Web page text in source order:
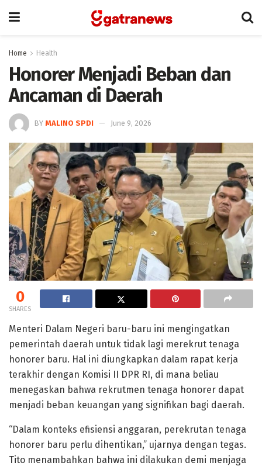
Home Health
Honorer Menjadi Beban dan
Ancaman di Daerah
BY MALINO SPDI June 9, 2026
0
SHARES
Menteri Dalam Negeri baru-baru ini mengingatkan
pemerintah daerah untuk tidak lagi merekrut tenaga
honorer baru. Hal ini diungkapkan dalam rapat kerja
terakhir dengan Komisi II DPR RI, di mana beliau
menegaskan bahwa rekrutmen tenaga honorer dapat
menjadi beban keuangan yang signifikan bagi daerah.
“Dalam konteks efisiensi anggaran, perekrutan tenaga
honorer baru perlu dihentikan,” ujarnya dengan tegas.
Tito menambahkan bahwa ini dilakukan demi menjaga